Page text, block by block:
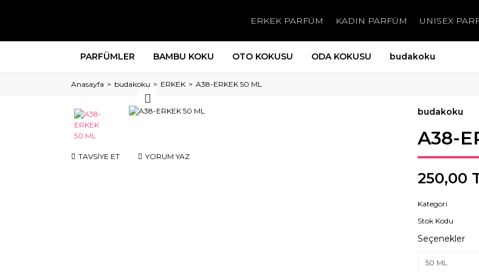
ERKEK PARFÜM KADIN PARFÜM UNISEX
PARFÜMLER BAMBU KOKU OTO KOKUSU ODA KOKUSU budakoku
Anasayfa budakoku ERKEK A38-ERKEK 50 ML
TAVSİYE ET YORUM YAZ
budakoku
A38-
250,00
Kategori
Stok Kodu
Seçenekler